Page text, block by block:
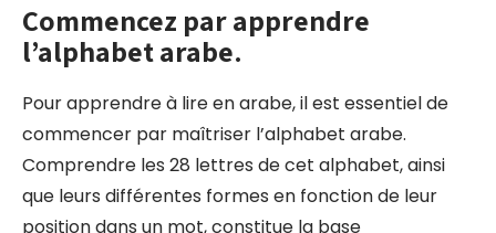
Commencez par apprendre
l’alphabet arabe.
Pour apprendre à lire en arabe, il est essentiel de
commencer par maîtriser l’alphabet arabe.
Comprendre les 28 lettres de cet alphabet, ainsi
que leurs différentes formes en fonction de leur
position dans un mot, constitue la base